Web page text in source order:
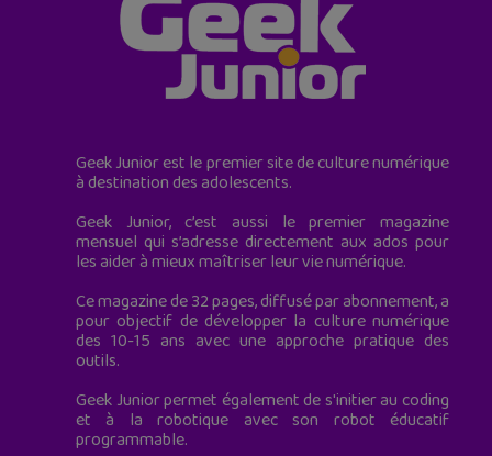
Geek Junior est le premier site de culture numérique
à destination des adolescents.
Geek Junior, c’est aussi le premier magazine
mensuel qui s’adresse directement aux ados pour
les aider à mieux maîtriser leur vie numérique.
Ce magazine de 32 pages, diffusé par abonnement, a
pour objectif de développer la culture numérique
des 10-15 ans avec une approche pratique des
outils.
Geek Junior permet également de s'initier au coding
et à la robotique avec son robot éducatif
programmable.